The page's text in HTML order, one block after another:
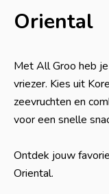
Oriental
Met All Groo heb
vriezer. Kies uit
zeevruchten en
voor een snelle
Ontdek jouw
Oriental.